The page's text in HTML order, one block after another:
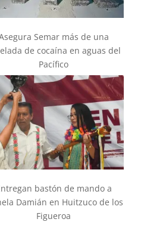
Semar más de una
de cocaína en aguas del
Pacífico
bastón de mando a
Damián en Huitzuco de los
Figueroa